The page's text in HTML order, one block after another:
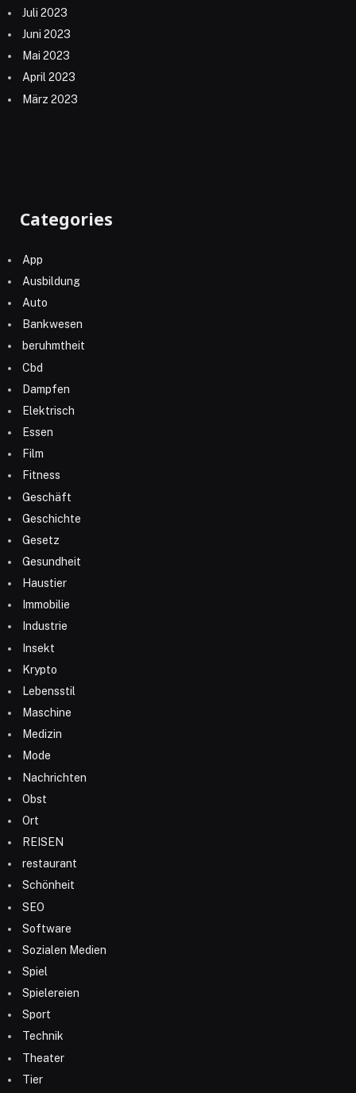
Juli 2023
Juni 2023
Mai 2023
April 2023
März 2023
Categories
App
Ausbildung
Auto
Bankwesen
beruhmtheit
Cbd
Dampfen
Elektrisch
Essen
Film
Fitness
Geschäft
Geschichte
Gesetz
Gesundheit
Haustier
Immobilie
Industrie
Insekt
Krypto
Lebensstil
Maschine
Medizin
Mode
Nachrichten
Obst
Ort
REISEN
restaurant
Schönheit
SEO
Software
Sozialen Medien
Spiel
Spielereien
Sport
Technik
Theater
Tier